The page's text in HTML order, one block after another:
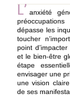
L’ anxiété
dépasse les
toucher
point
et le bien-être
étape
envisager une
une vision
de ses